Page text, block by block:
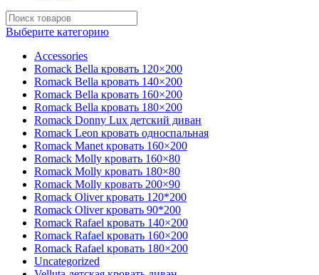
Выберите категорию
Accessories
Romack Bella кровать 120×200
Romack Bella кровать 140×200
Romack Bella кровать 160×200
Romack Bella кровать 180×200
Romack Donny Lux детский диван
Romack Leon кровать односпальная
Romack Manet кровать 160×200
Romack Molly кровать 160×80
Romack Molly кровать 180×80
Romack Molly кровать 200×90
Romack Oliver кровать 120*200
Romack Oliver кровать 90*200
Romack Rafael кровать 140×200
Romack Rafael кровать 160×200
Romack Rafael кровать 180×200
Uncategorized